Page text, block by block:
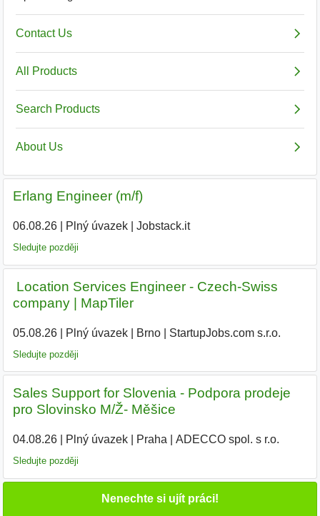
Erlang Engineer (m/f)
06.08.26| Plný úvazek| Jobstack.it
Sledujte později
️ Location Services Engineer - Czech-Swiss
company | MapTiler
05.08.26| Plný úvazek| Brno| StartupJobs.com s.r.o.
Sledujte později
Sales Support for Slovenia - Podpora prodeje
pro Slovinsko M/Ž- Měšice
04.08.26| Plný úvazek| Praha ADECCO spol. s r.o.
Sledujte později
Nenechte si ujít práci!